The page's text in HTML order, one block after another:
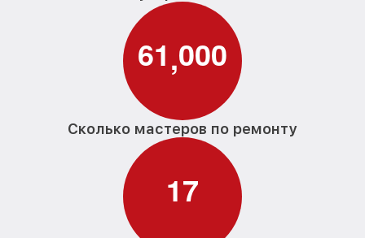
61,000
Сколько мастеров по ремонту
17